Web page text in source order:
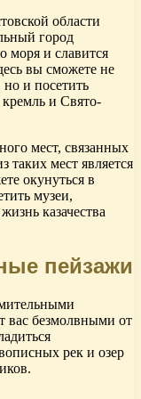
области
город
моря и славится
вы сможете не
и посетить
кремль и Свято-
мест, связанных
таких мест является
окунуться в
музеи,
казачества
пейзажи
вас безмолвными от
рек и озер